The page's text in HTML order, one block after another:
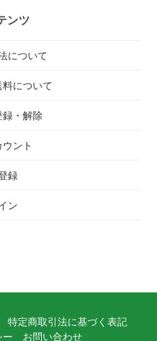
ンツ
について
について
録・解除
ント
録
ン
特定商取引法に基づく表記
お問い合わせ